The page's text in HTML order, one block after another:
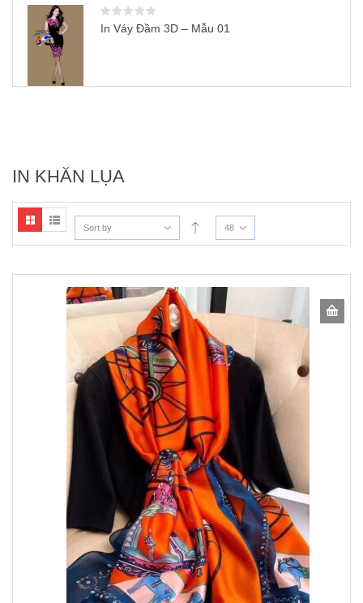
In Váy Đầm 3D – Mẫu 01
IN KHĂN LỤA
Sort by 48